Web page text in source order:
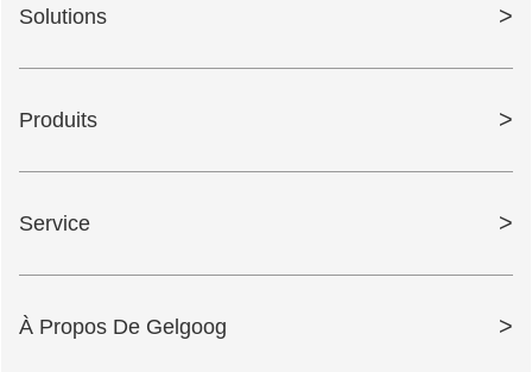
Solutions >
Produits >
Service >
À Propos De Gelgoog >